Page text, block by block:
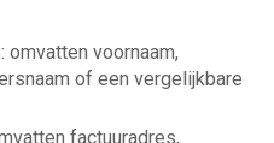
voornaam,
of een vergelijkbare
factuuradres,